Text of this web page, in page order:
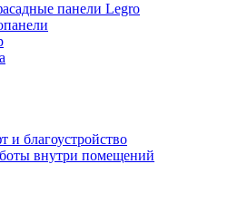
панели Legro
и благоустройство
внутри помещений